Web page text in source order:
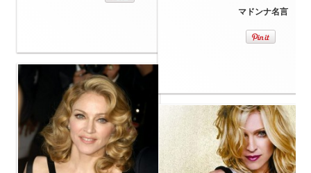
マドンナ名言